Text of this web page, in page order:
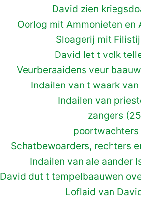
David zien
Oorlog mit Ammonieten en
Sloagerij mit
David let t volk
Veurberaaidens veur
Indailen van t waark
Indailen van
zangers
poortwachters
Schatbewoarders, rechters
Indailen van ale aander
David dut t tempelbaauwen
Loflaid van